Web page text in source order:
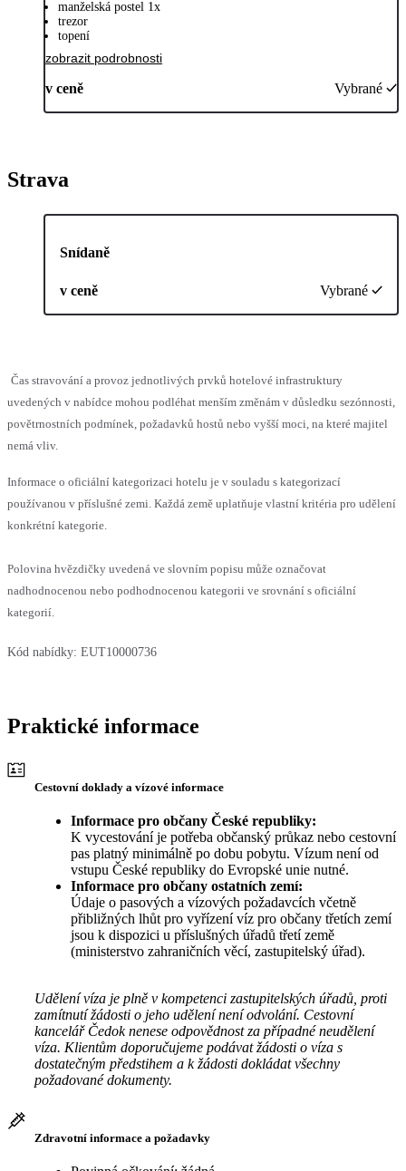
manželská postel 1x
trezor
topení
zobrazit podrobnosti
v ceně Vybrané
Strava
Snídaně
v ceně Vybrané
Čas stravování a provoz jednotlivých prvků hotelové infrastruktury
uvedených v nabídce mohou podléhat menším změnám v důsledku sezónnosti,
povětrnostních podmínek, požadavků hostů nebo vyšší moci, na které majitel
nemá vliv.
Informace o oficiální kategorizaci hotelu je v souladu s kategorizací
používanou v příslušné zemi. Každá země uplatňuje vlastní kritéria pro udělení
konkrétní kategorie.
Polovina hvězdičky uvedená ve slovním popisu může označovat
nadhodnocenou nebo podhodnocenou kategorii ve srovnání s oficiální
kategorií.
Kód nabídky: EUT10000736
Praktické informace
Cestovní doklady a vízové informace
Informace pro občany České republiky:
K vycestování je potřeba občanský průkaz nebo cestovní
pas platný minimálně po dobu pobytu. Vízum není od
vstupu České republiky do Evropské unie nutné.
Informace pro občany ostatních zemí:
Údaje o pasových a vízových požadavcích včetně
přibližných lhůt pro vyřízení víz pro občany třetích zemí
jsou k dispozici u příslušných úřadů třetí země
(ministerstvo zahraničních věcí, zastupitelský úřad).
Udělení víza je plně v kompetenci zastupitelských úřadů, proti
zamítnutí žádosti o jeho udělení není odvolání. Cestovní
kancelář Čedok nenese odpovědnost za případné neudělení
víza. Klientům doporučujeme podávat žádosti o víza s
dostatečným předstihem a k žádosti dokládat všechny
požadované dokumenty.
Zdravotní informace a požadavky